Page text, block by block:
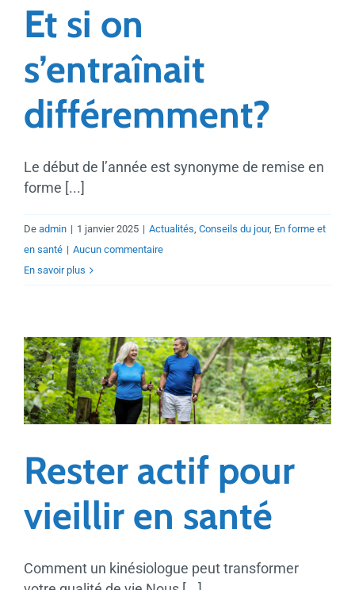
Et si on
s’entraînait
différemment?
Le début de l’année est synonyme de remise en
forme [...]
De admin | 1 janvier 2025 | Actualités, Conseils du jour, En forme et
en santé | Aucun commentaire
En savoir plus
Rester actif pour
vieillir en santé
Comment un kinésiologue peut transformer